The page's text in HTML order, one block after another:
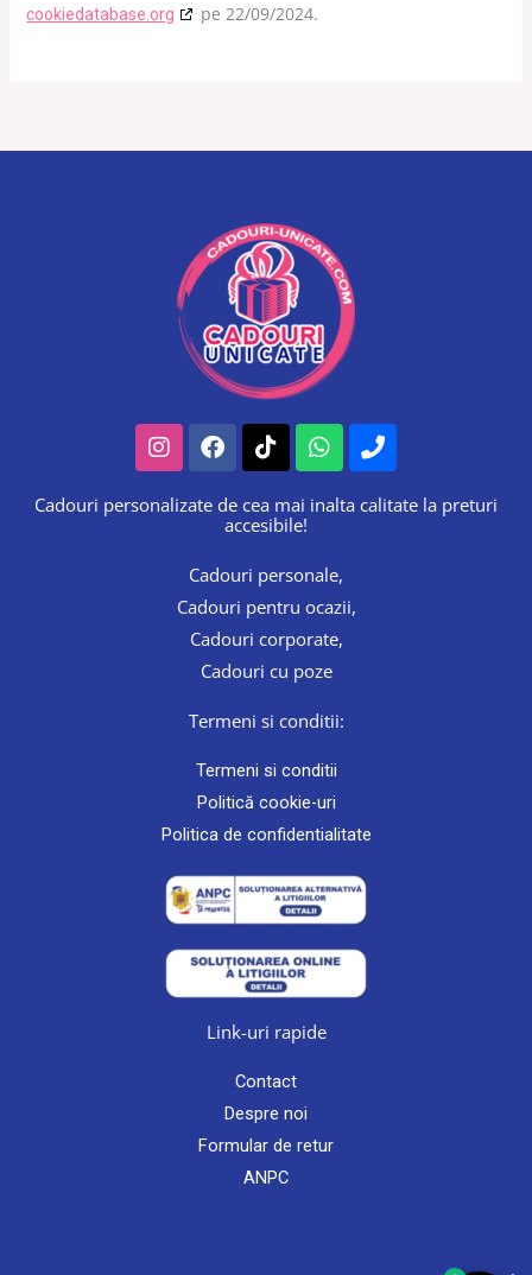
cookiedatabase.org pe 22/09/2024.
InstagramFacebook
TiktokWhatsapp
Phone
Cadouri personalizate de cea mai inalta calitate la preturi
accesibile!
Cadouri personale,
Cadouri pentru ocazii,
Cadouri corporate,
Cadouri cu poze
Termeni si conditii:
Termeni si conditii
Politică cookie-uri
Politica de confidentialitate
Link-uri rapide
Contact
Despre noi
Formular de retur
ANPC